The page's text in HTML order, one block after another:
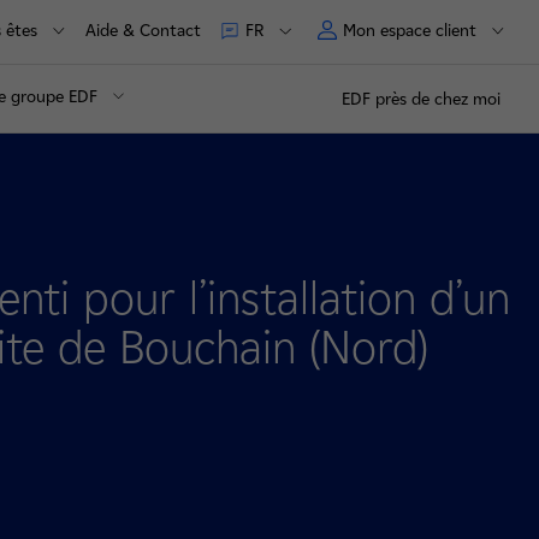
êtes Aide & Contact FR Mon espace client
groupe EDF EDF près de chez moi
pour l’installation d’un
de Bouchain (Nord)